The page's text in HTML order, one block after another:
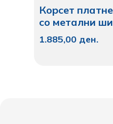
Корсет
со метални
1.885,00 ден.